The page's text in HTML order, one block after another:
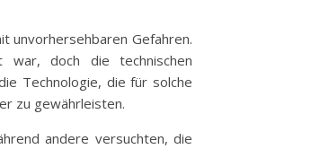
unvorhersehbaren Gefahren.
doch die technischen
Technologie, die für solche
zu gewährleisten.
andere versuchten, die